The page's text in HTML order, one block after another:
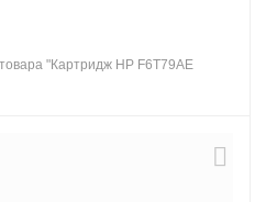
"Картридж HP F6T79AE